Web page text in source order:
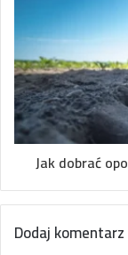
Jak dobrać
Dodaj komentarz